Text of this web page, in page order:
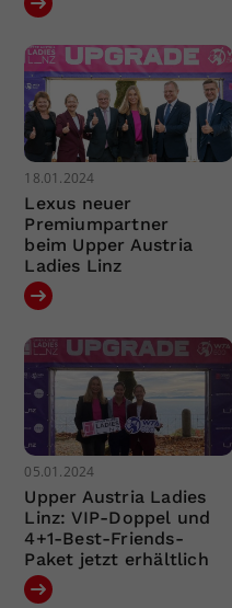
18.01.2024
Lexus neuer
Premiumpartner
beim Upper Austria
Ladies Linz
05.01.2024
Upper Austria Ladies
Linz: VIP-Doppel und
4+1-Best-Friends-
Paket jetzt erhältlich